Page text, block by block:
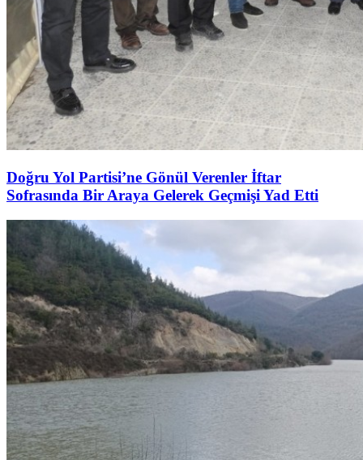
Doğru Yol Partisi’ne Gönül Verenler İftar
Sofrasında Bir Araya Gelerek Geçmişi Yad Etti